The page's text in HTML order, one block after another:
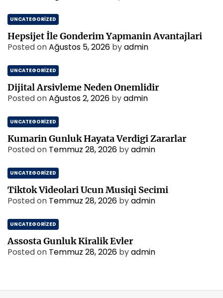
UNCATEGORIZED
Hepsijet İle Gonderim Yapmanin Avantajlari
Posted onAğustos 5, 2026 byadmin
UNCATEGORIZED
Dijital Arsivleme Neden Onemlidir
Posted onAğustos 2, 2026 byadmin
UNCATEGORIZED
Kumarin Gunluk Hayata Verdigi Zararlar
Posted on Temmuz 28, 2026 byadmin
UNCATEGORIZED
Tiktok Videolari Ucun Musiqi Secimi
Posted on Temmuz 28, 2026 byadmin
UNCATEGORIZED
Assosta Gunluk Kiralik Evler
Posted on Temmuz 28, 2026 byadmin